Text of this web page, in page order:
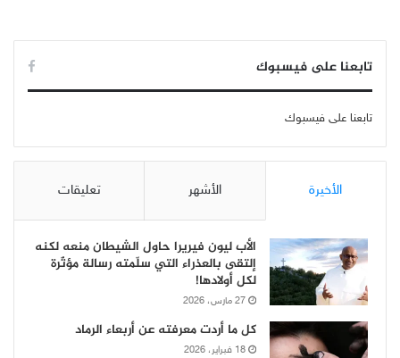
تابعنا على فيسبوك
تابعنا على فيسبوك
الأخيرة الأشهر تعليقات
الأب ليون فيريرا حاول الشيطان منعه لكنه
إلتقى بالعذراء التي سلّمته رسالة مؤثّرة
لكل أولادها!
27 مارس، 2026
كل ما أردت معرفته عن أربعاء الرماد
18 فبراير، 2026